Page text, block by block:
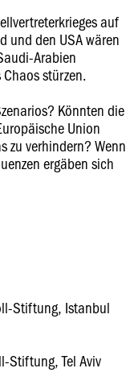
auf
und den USA wären
Arabien
stürzen.
Könnten die
Union
zu verhindern? Wenn
ergäben sich
Stiftung, Istanbul
Stiftung, Tel Aviv